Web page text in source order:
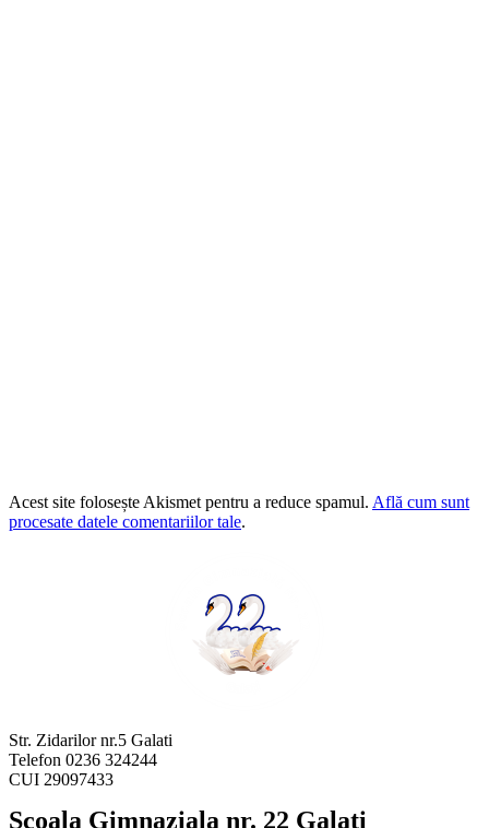
Acest site folosește Akismet pentru a reduce spamul. Află cum sunt
procesate datele comentariilor tale.
Str. Zidarilor nr.5 Galati
Telefon 0236 324244
CUI 29097433
Scoala Gimnaziala nr. 22 Galati